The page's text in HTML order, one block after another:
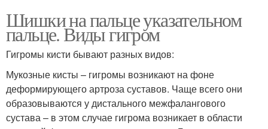
Шишки на пальце указательном
пальце. Виды гигром
Гигромы кисти бывают разных видов:
Мукозные кисты – гигромы возникают на фоне
деформирующего артроза суставов. Чаще всего они
образовываются у дистального межфалангового
сустава – в этом случае гигрома возникает в области